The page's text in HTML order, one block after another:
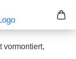
vormontiert,